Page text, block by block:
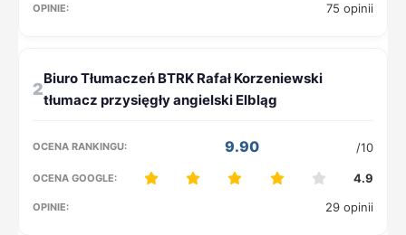
75 opinii
2
9.90 /10
4.9
29 opinii